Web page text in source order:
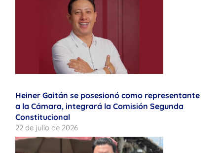
Heiner Gaitán se posesionó como representante
a la Cámara, integrará la Comisión Segunda
Constitucional
22 de julio de 2026